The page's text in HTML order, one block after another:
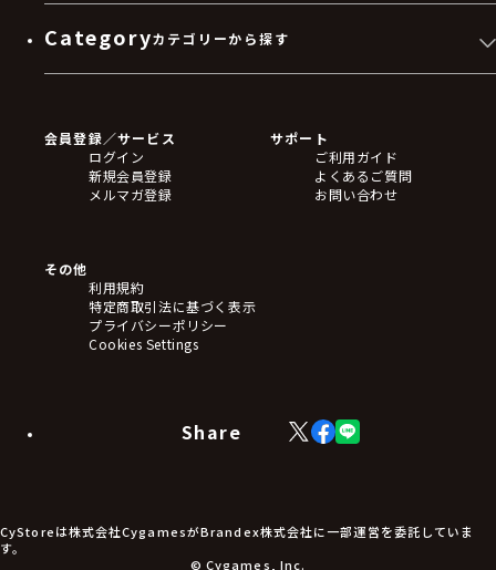
Categoryカテゴリーから探す
フィギュア
アクリルスタンド
バッジ
キーホルダー・ストラップ
ステッカー・シール・カード
タペストリー・ポスター
アームサポーター
ブレードホルダー
食品・飲料品
アパレル小物
アクセサリー
会員登録／サービス
ログイン
新規会員登録
メルマガ登録
サポート
ご利用ガイド
よくあるご質問
お問い合わせ
その他
利用規約
特定商取引法に基づく表示
プライバシーポリシー
Cookies Settings
Share
X
(Twitter)
Facebook
LINE
CyStoreは株式会社CygamesがBrandex株式会社に一部運営を委託していま
す。
© Cygames, Inc.